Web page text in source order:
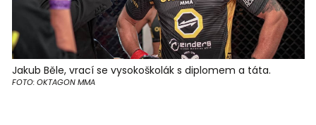
Jakub Běle, vrací se vysokoškolák s diplomem a táta.
FOTO: OKTAGON MMA